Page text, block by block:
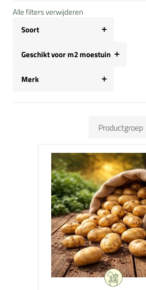
Alle filters verwijderen
Soort
Geschikt voor m2 moestuin
Merk